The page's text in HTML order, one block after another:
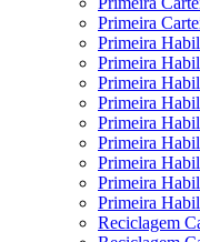
Primeira
Primeira
Primeira
Primeira
Primeira
Primeira
Primeira
Primeira
Primeira
Primeira
Reciclagem